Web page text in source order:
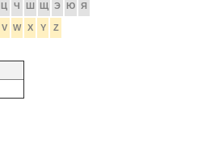
Ц Ч Ш Щ Э Ю Я
V W X Y Z